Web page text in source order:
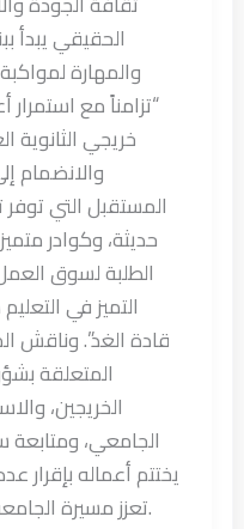
الحقيقي يبدأ
والمهارة
“تزامناً مع
خريجي الثانوية
والانضمام
المستقبل التي توفر
حديثة، وكوادر
الطلبة لسوق
التميز في
قادة الغد”.
المتعلقة
الخريجين،
الجامعي، ومتابعة
يختتم أعماله بإقرار
تعزز مسيرة الجامعة نحو مزيد من التميز والريادة.